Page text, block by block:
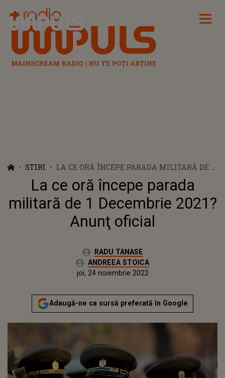
Radio Impuls
STIRI
LA CE ORĂ ÎNCEPE PARADA MILITARĂ DE 1
DECEMBRIE 2021? ANUNŢ OFICIAL
La ce oră începe parada
militară de 1 Decembrie 2021?
Anunţ oficial
Autor:RADU TANASE
Editor Web:
ANDREEA STOICA
miercuri, 1 decembrie 2021
Actualizat:
joi, 24 noiembrie 2022
Adaugă-ne ca sursă preferată în Google